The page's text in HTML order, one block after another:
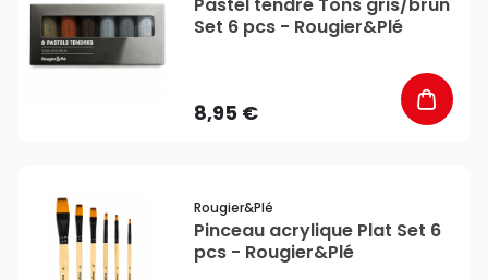
Set 6 pcs - Rougier&Plé
8,95 €
Rougier&plé
Pinceau acrylique Plat Set 6
pcs - Rougier&Plé